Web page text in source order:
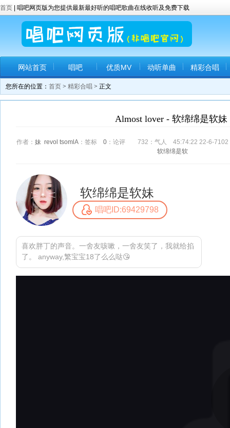
首页 | 唱吧网页版为您提供最新最好听的唱吧歌曲在线收听及免费下载
网站首页 唱吧 优质MV 动听单曲 精彩合唱
您所在的位置： 首页 > 精彩合唱 > 正文
237
评论：
0
标签：
Almost
lover
‮妹
软是绵绵软
唱吧ID:69429798
喜欢胖丁的声音。一舍友咳嗽，一舍友笑了，我就给掐
了。 anyway,繁宝宝18了么么哒😘